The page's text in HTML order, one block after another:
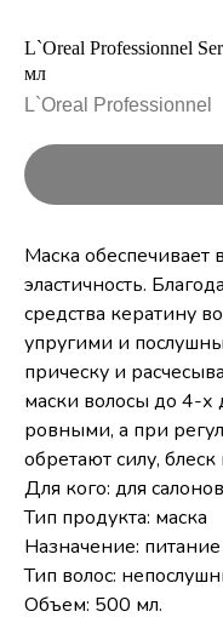
L`Oreal Professionnel
мл
L`Oreal Professionnel
Маска обеспечивает
эластичность.
средства кератину
упругими и
прическу и
маски волосы до 4-х
ровными, а при
обретают силу, блеск
Для кого: для салонов
Тип продукта: маска
Назначение: питание
Тип волос:
Объем: 500 мл.